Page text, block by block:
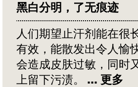
黑白分明，了无痕迹
人们期望止汗剂能在很
有效，能散发出令人愉
会造成皮肤过敏，同时
上留下污渍。
... 更多